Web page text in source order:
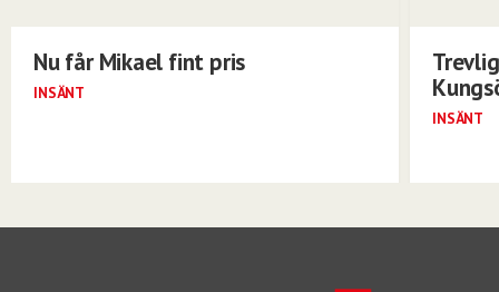
Nu får Mikael fint pris
INSÄNT
INSÄNT